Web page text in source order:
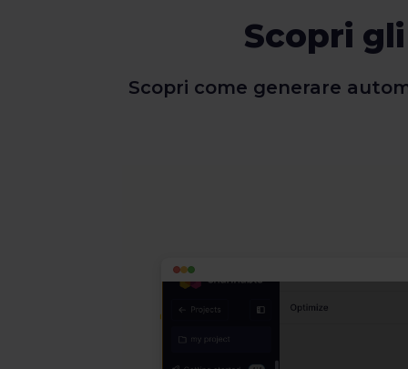
Scopri
Scopri come generare